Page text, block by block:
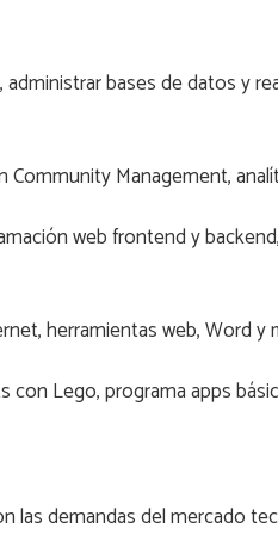
bases de datos y
Management,
web frontend y
herramientas web, Word
Lego, programa apps
las demandas del mercado